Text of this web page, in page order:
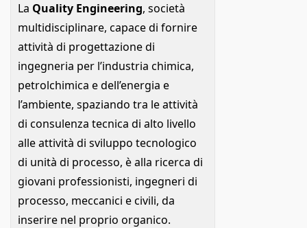
La Quality Engineering, società
multidisciplinare, capace di fornire
attività di progettazione di
ingegneria per l’industria chimica,
petrolchimica e dell’energia e
l’ambiente, spaziando tra le attività
di consulenza tecnica di alto livello
alle attività di sviluppo tecnologico
di unità di processo, è alla ricerca di
giovani professionisti, ingegneri di
processo, meccanici e civili, da
inserire nel proprio organico.